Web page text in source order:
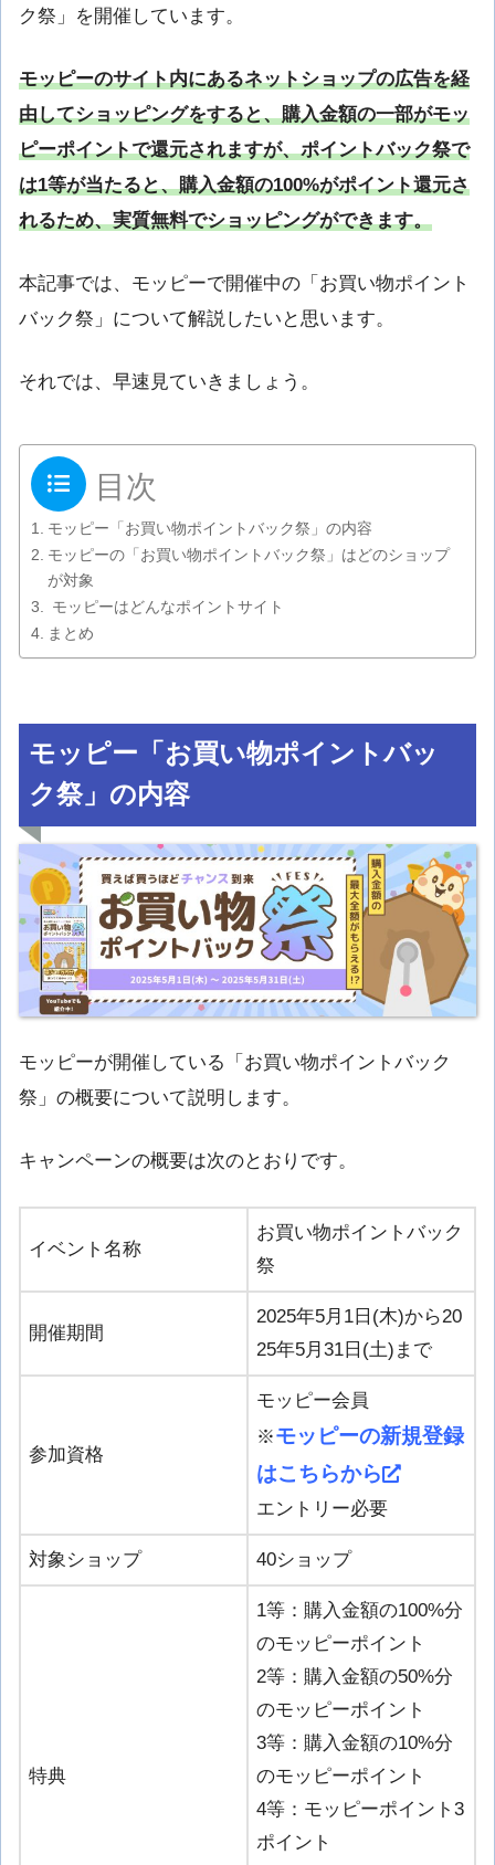
ク祭」を開催しています。
モッピーのサイト内にあるネットショップの広告を経
由してショッピングをすると、購入金額の一部がモッ
ピーポイントで還元されますが、ポイントバック祭で
は1等が当たると、購入金額の100%がポイント還元さ
れるため、実質無料でショッピングができます。
本記事では、モッピーで開催中の「お買い物ポイント
バック祭」について解説したいと思います。
それでは、早速見ていきましょう。
目次
モッピー「お買い物ポイントバック祭」の内容
モッピーの「お買い物ポイントバック祭」はどのショップ
が対象
モッピーはどんなポイントサイト
まとめ
モッピー「お買い物ポイントバッ
ク祭」の内容
モッピーが開催している「お買い物ポイントバック
祭」の概要について説明します。
キャンペーンの概要は次のとおりです。
イベント名称
お買い物ポイントバック
祭
開催期間
2025年5月1日(木)から20
25年5月31日(土)まで
参加資格
モッピー会員
※モッピーの新規登録
はこちらから
エントリー必要
対象ショップ 40ショップ
特典
1等：購入金額の100%分
のモッピーポイント
2等：購入金額の50%分
のモッピーポイント
3等：購入金額の10%分
のモッピーポイント
4等：モッピーポイント3
ポイント